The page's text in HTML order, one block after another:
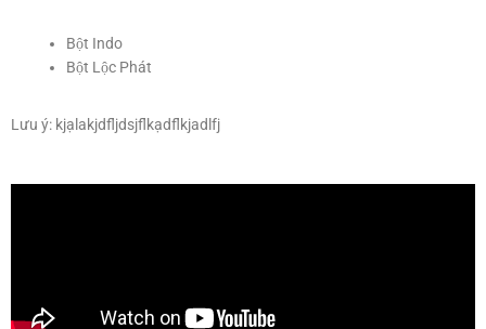
Bột Indo
Bột Lộc Phát
Lưu ý: kjạlakjdfljdsjflkạdflkjadlfj